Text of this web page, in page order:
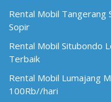
Rental Mobil Tangerang
Sopir
Rental Mobil Situbondo
Terbaik
Rental Mobil Lumajang
100Rb//hari